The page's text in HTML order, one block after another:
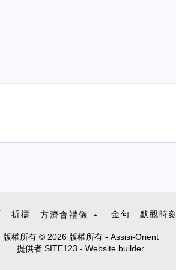
祈禱 方濟會禮儀 金句 默觀時刻
版權所有 © 2026 版權所有 - Assisi-Orient
提供者 SITE123 - Website builder